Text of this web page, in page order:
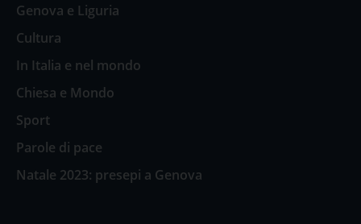
Genova e Liguria
Cultura
In Italia e nel mondo
Chiesa e Mondo
Sport
Parole di pace
Natale 2023: presepi a Genova